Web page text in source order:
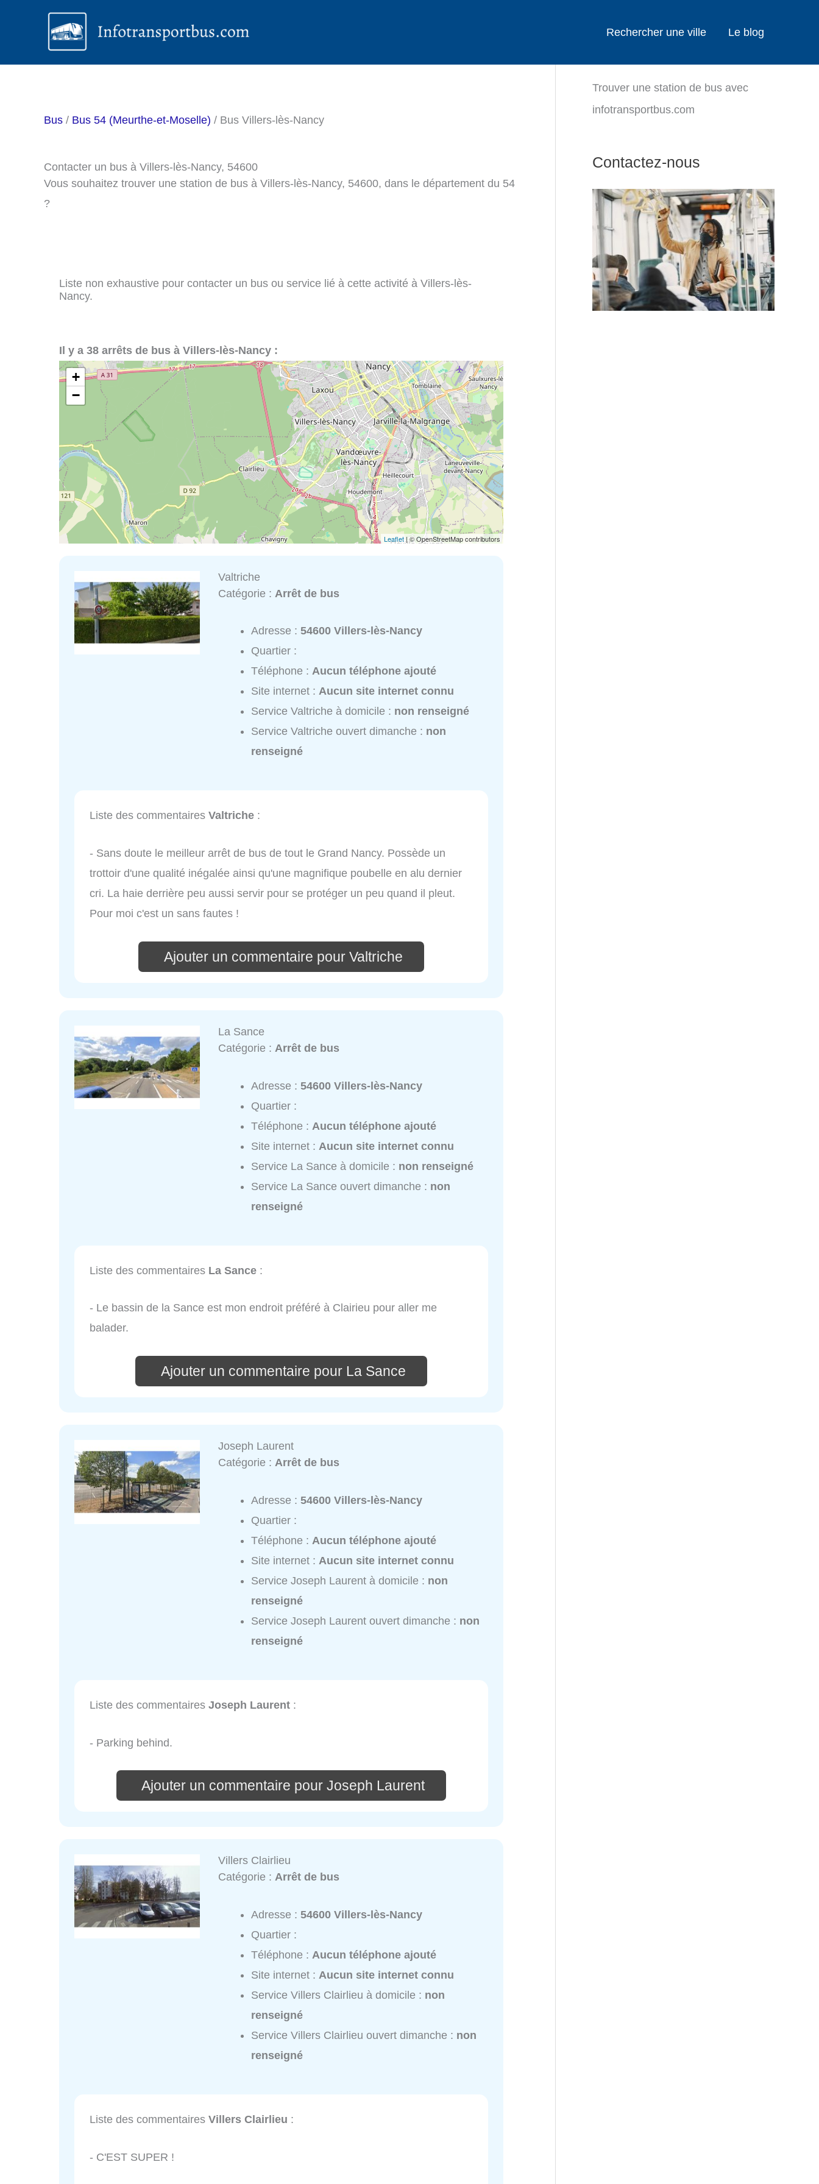
Rechercher une ville Le blog
Bus / Bus 54 (Meurthe-et-Moselle) / Bus Villers-lès-Nancy
Contacter un bus à Villers-lès-Nancy, 54600
Vous souhaitez trouver une station de bus à Villers-lès-Nancy, 54600, dans le département du 54
?
Liste non exhaustive pour contacter un bus ou service lié à cette activité à Villers-lès-
Nancy.
Il y a 38 arrêts de bus à Villers-lès-Nancy :
+
−
Leaflet| © OpenStreetMap contributors
Valtriche
Catégorie : Arrêt de bus
Adresse :54600 Villers-lès-Nancy
Quartier :
Téléphone :Aucun téléphone ajouté
Site internet :Aucun site internet connu
Service Valtriche à domicile : non renseigné
Service Valtriche ouvert dimanche : non
renseigné
Liste des commentaires Valtriche :
- Sans doute le meilleur arrêt de bus de tout le Grand Nancy. Possède un
trottoir d'une qualité inégalée ainsi qu'une magnifique poubelle en alu dernier
cri. La haie derrière peu aussi servir pour se protéger un peu quand il pleut.
Pour moi c'est un sans fautes !
Ajouter un commentaire pour Valtriche
La Sance
Catégorie : Arrêt de bus
Adresse :54600 Villers-lès-Nancy
Quartier :
Téléphone : Aucun téléphone ajouté
Site internet : Aucun site internet connu
Service La Sance à domicile : non renseigné
Service La Sance ouvert dimanche : non
renseigné
Liste des commentaires La Sance :
- Le bassin de la Sance est mon endroit préféré à Clairieu pour aller me
balader.
Ajouter un commentaire pour La Sance
Joseph Laurent
Catégorie :Arrêt de bus
Adresse :54600 Villers-lès-Nancy
Quartier :
Téléphone : Aucun téléphone ajouté
Site internet : Aucun site internet connu
Service Joseph Laurent à domicile : non
renseigné
Service Joseph Laurent ouvert dimanche : non
renseigné
Liste des commentaires Joseph Laurent :
- Parking behind.
Ajouter un commentaire pour Joseph Laurent
Villers Clairlieu
Catégorie :Arrêt de bus
Adresse :54600 Villers-lès-Nancy
Quartier :
Téléphone :Aucun téléphone ajouté
Site internet :Aucun site internet connu
Service Villers Clairlieu à domicile : non
renseigné
Service Villers Clairlieu ouvert dimanche : non
renseigné
Liste des commentaires Villers Clairlieu :
- C'EST SUPER !
Trouver une station de bus avec
infotransportbus.com
Contactez-nous